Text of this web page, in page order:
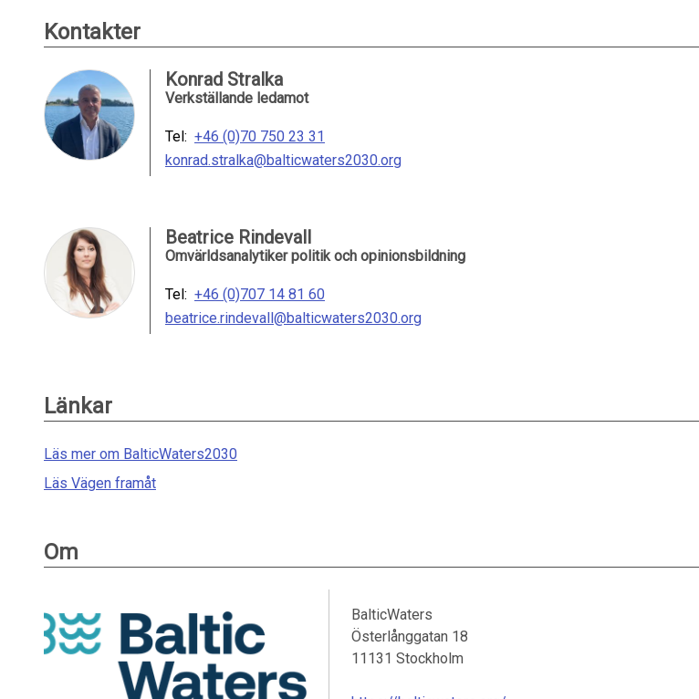
Kontakter
Konrad Stralka
Verkställande ledamot
Tel: +46 (0)70 750 23 31
konrad.stralka@balticwaters2030.org
Beatrice Rindevall
Omvärldsanalytiker politik och opinionsbildning
Tel: +46 (0)707 14 81 60
beatrice.rindevall@balticwaters2030.org
Länkar
Läs mer om BalticWaters2030
Läs Vägen framåt
Om
BalticWaters
Österlånggatan 18
11131 Stockholm